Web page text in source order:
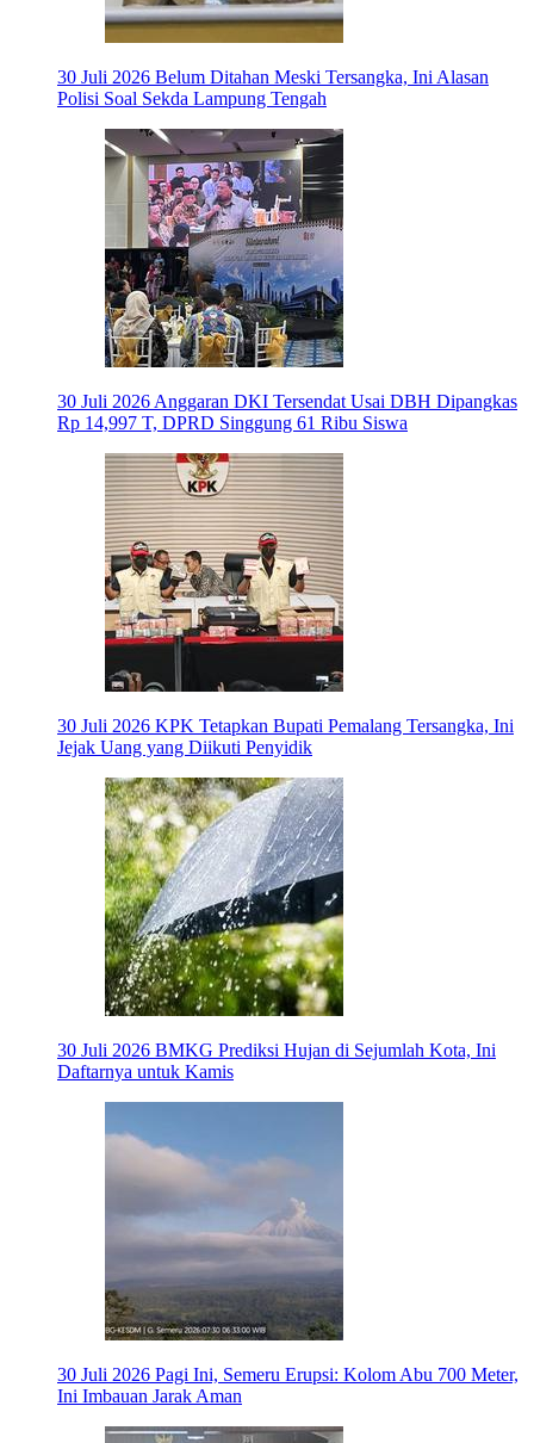
30 Juli 2026 Belum Ditahan Meski Tersangka, Ini Alasan
Polisi Soal Sekda Lampung Tengah
30 Juli 2026 Anggaran DKI Tersendat Usai DBH Dipangkas
Rp 14,997 T, DPRD Singgung 61 Ribu Siswa
30 Juli 2026 KPK Tetapkan Bupati Pemalang Tersangka, Ini
Jejak Uang yang Diikuti Penyidik
30 Juli 2026 BMKG Prediksi Hujan di Sejumlah Kota, Ini
Daftarnya untuk Kamis
30 Juli 2026 Pagi Ini, Semeru Erupsi: Kolom Abu 700 Meter,
Ini Imbauan Jarak Aman